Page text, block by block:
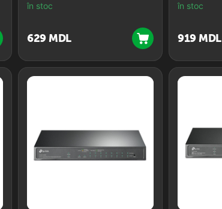
în stoc
‍629‍ MDL
în stoc
‍919‍ MDL